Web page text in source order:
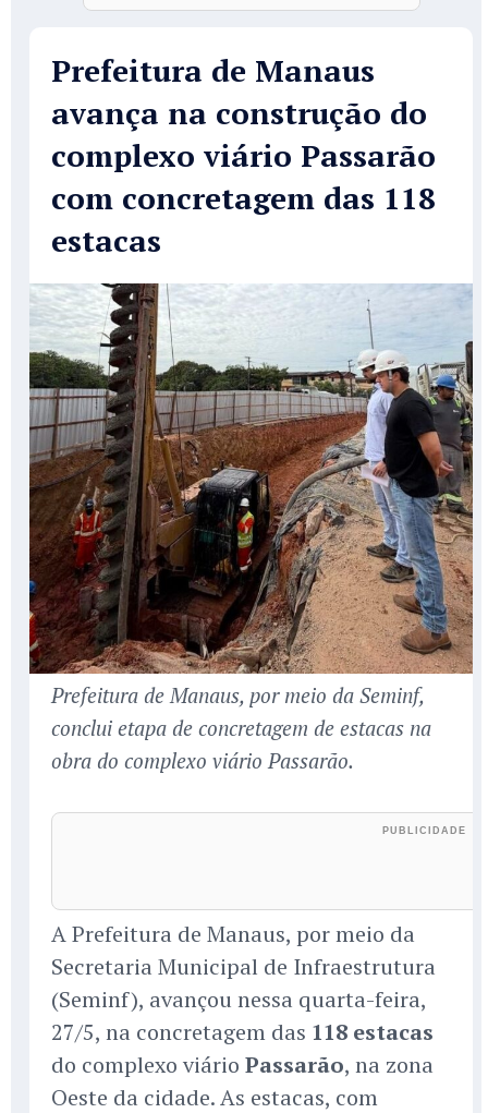
Prefeitura de Manaus
avança na construção do
complexo viário Passarão
com concretagem das 118
estacas
Prefeitura de Manaus, por meio da Seminf,
conclui etapa de concretagem de estacas na
obra do complexo viário Passarão.
A Prefeitura de Manaus, por meio da
Secretaria Municipal de Infraestrutura
(Seminf), avançou nessa quarta-feira,
27/5, na concretagem das 118 estacas
do complexo viário Passarão, na zona
Oeste da cidade. As estacas, com